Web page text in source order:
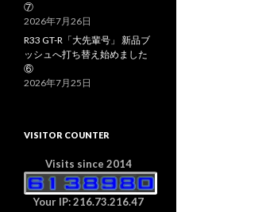
⑦
2026年7月26日
R33 GT-R「大先輩号」 新品ブ
ッシュへ打ち替え始めました
⑥
2026年7月25日
VISITOR COUNTER
Visits since 2014
Your IP: 216.73.216.47